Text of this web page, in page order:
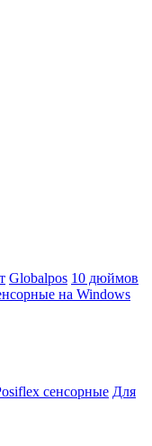
Globalpos 10 дюймов
на Windows
сенсорные Для